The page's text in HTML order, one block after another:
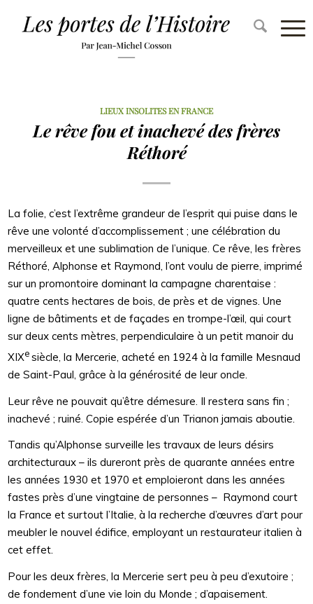
LIEUX INSOLITES EN FRANCE
Le rêve fou et inachevé des frères
Réthoré
La folie, c’est l’extrême grandeur de l’esprit qui puise dans le
rêve une volonté d’accomplissement ; une célébration du
merveilleux et une sublimation de l’unique. Ce rêve, les frères
Réthoré, Alphonse et Raymond, l’ont voulu de pierre, imprimé
sur un promontoire dominant la campagne charentaise :
quatre cents hectares de bois, de près et de vignes. Une
ligne de bâtiments et de façades en trompe-l’œil, qui court
sur deux cents mètres, perpendiculaire à un petit manoir du
XIXe siècle, la Mercerie, acheté en 1924 à la famille Mesnaud
de Saint-Paul, grâce à la générosité de leur oncle.
Leur rêve ne pouvait qu’être démesure. Il restera sans fin ;
inachevé ; ruiné. Copie espérée d’un Trianon jamais aboutie.
Tandis qu’Alphonse surveille les travaux de leurs désirs
architecturaux – ils dureront près de quarante années entre
les années 1930 et 1970 et emploieront dans les années
fastes près d’une vingtaine de personnes – Raymond court
la France et surtout l’Italie, à la recherche d’œuvres d’art pour
meubler le nouvel édifice, employant un restaurateur italien à
cet effet.
Pour les deux frères, la Mercerie sert peu à peu d’exutoire ;
de fondement d’une vie loin du Monde ; d’apaisement.